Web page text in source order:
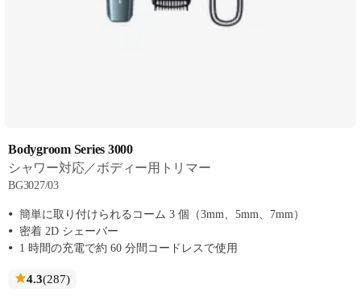
Bodygroom Series 3000
シャワー対応／ボディー用トリマー
BG3027/03
簡単に取り付けられるコーム 3 個（3mm、5mm、7mm）
密着 2D シェーバー
1 時間の充電で約 60 分間コードレスで使用
4.3(287レ
)